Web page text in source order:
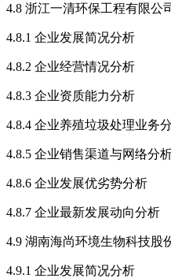
4.8 浙江一清环保工程有限公
4.8.1 企业发展简况分析
4.8.2 企业经营情况分析
4.8.3 企业资质能力分析
4.8.4 企业养殖垃圾处理业务
4.8.5 企业销售渠道与网络分
4.8.6 企业发展优劣势分析
4.8.7 企业最新发展动向分析
4.9 湖南海尚环境生物科技股
4.9.1 企业发展简况分析